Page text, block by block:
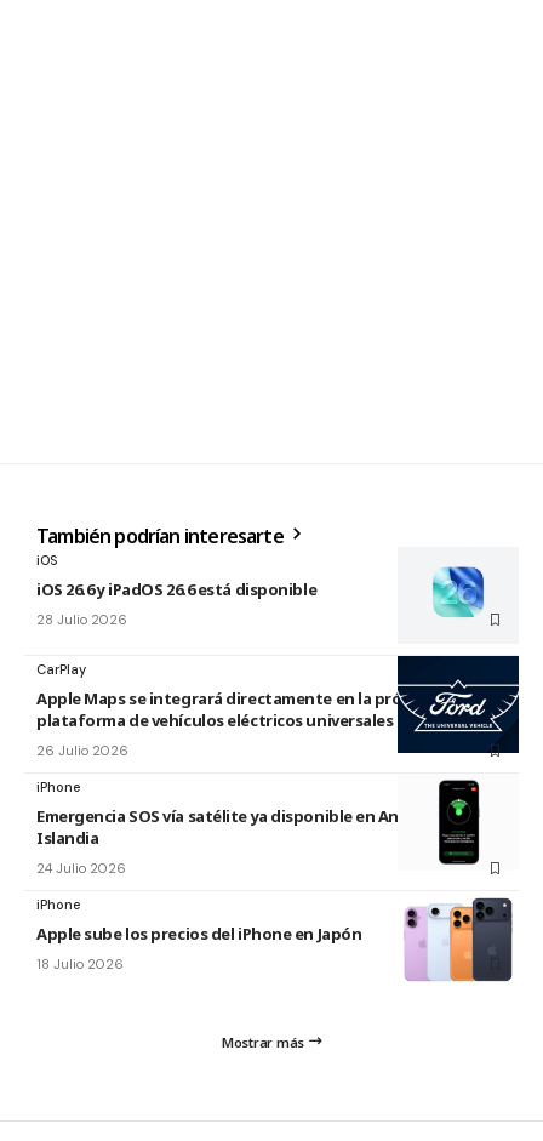
También podrían interesarte
iOS
iOS 26.6 y iPadOS 26.6 está disponible
28 Julio 2026
CarPlay
Apple Maps se integrará directamente en la próxima
plataforma de vehículos eléctricos universales de Ford
26 Julio 2026
iPhone
Emergencia SOS vía satélite ya disponible en Andorra e
Islandia
24 Julio 2026
iPhone
Apple sube los precios del iPhone en Japón
18 Julio 2026
Mostrar más